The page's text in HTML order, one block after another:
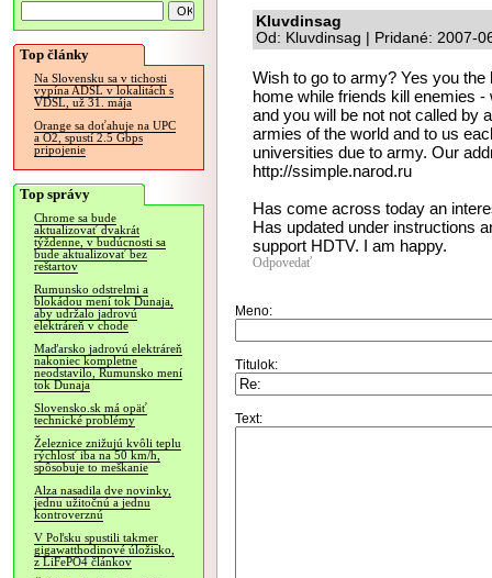
Top články
Na Slovensku sa v tichosti
vypína ADSL v lokalitách s
VDSL, už 31. mája
Orange sa doťahuje na UPC
a O2, spustí 2.5 Gbps
pripojenie
Top správy
Chrome sa bude
aktualizovať dvakrát
týždenne, v budúcnosti sa
bude aktualizovať bez
reštartov
Rumunsko odstrelmi a
blokádou mení tok Dunaja,
aby udržalo jadrovú
elektráreň v chode
Maďarsko jadrovú elektráreň
nakoniec kompletne
neodstavilo, Rumunsko mení
tok Dunaja
Slovensko.sk má opäť
technické problémy
Železnice znižujú kvôli teplu
rýchlosť iba na 50 km/h,
spôsobuje to meškanie
Alza nasadila dve novinky,
jednu užitočnú a jednu
kontroverznú
V Poľsku spustili takmer
gigawatthodinové úložisko,
z LiFePO4 článkov
Kluvdinsag
Od: Kluvdinsag | Pridané: 2007-
Wish to go to army? Yes you
home while friends kill enemies
and you will be not not called by
armies of the world and to us
universities due to army. Our
http://ssimple.narod.ru
Has come across today an
Has updated under instructions
support HDTV. I am happy.
Odpovedať
Meno:
Titulok:
Text: